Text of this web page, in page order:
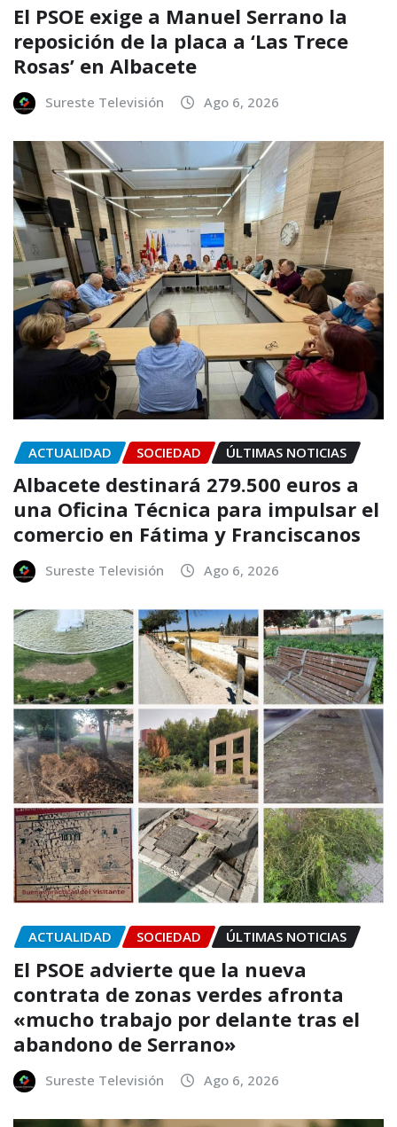
El PSOE exige a Manuel Serrano la
reposición de la placa a ‘Las Trece
Rosas’ en Albacete
Sureste Televisión Ago 6, 2026
ACTUALIDAD SOCIEDAD ÚLTIMAS NOTICIAS
Albacete destinará 279.500 euros a
una Oficina Técnica para impulsar el
comercio en Fátima y Franciscanos
Sureste Televisión Ago 6, 2026
ACTUALIDAD SOCIEDAD ÚLTIMAS NOTICIAS
El PSOE advierte que la nueva
contrata de zonas verdes afronta
«mucho trabajo por delante tras el
abandono de Serrano»
Sureste Televisión Ago 6, 2026